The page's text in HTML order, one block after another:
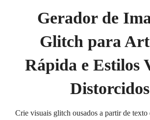
Gerador de
Glitch para
Rápida e Estilos
Distorcidos
Crie visuais glitch ousados a partir de texto